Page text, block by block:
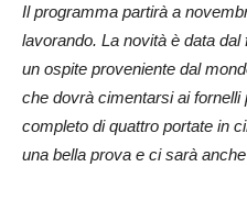
Il programma partirà a
lavorando. La novità è data
un ospite proveniente dal
che dovrà cimentarsi ai
completo di quattro portate in
una bella prova e ci sarà